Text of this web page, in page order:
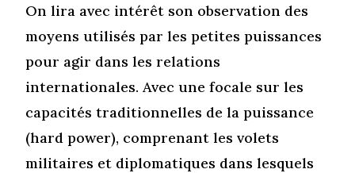
On lira avec intérêt son observation des
moyens utilisés par les petites puissances
pour agir dans les relations
internationales. Avec une focale sur les
capacités traditionnelles de la puissance
(hard power), comprenant les volets
militaires et diplomatiques dans lesquels